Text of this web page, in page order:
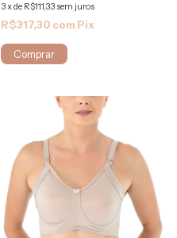
3xde R$111,33 sem juros
R$317,30 com Pix
Comprar